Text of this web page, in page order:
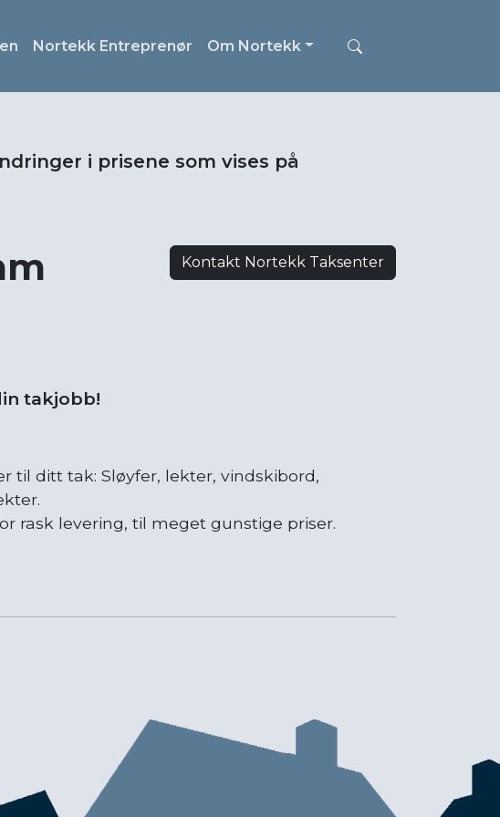
Nortekk Entreprenør Om Nortekk
i prisene som vises på
Kontakt Nortekk Taksenter
takjobb!
til ditt tak: Sløyfer, lekter, vindskibord,
rask levering, til meget gunstige priser.